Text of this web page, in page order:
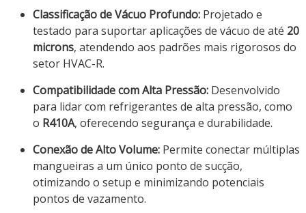
Classificação de Vácuo Profundo: Projetado e
testado para suportar aplicações de vácuo de até 20
microns, atendendo aos padrões mais rigorosos do
setor HVAC-R.
Compatibilidade com Alta Pressão: Desenvolvido
para lidar com refrigerantes de alta pressão, como
o R410A, oferecendo segurança e durabilidade.
Conexão de Alto Volume: Permite conectar múltiplas
mangueiras a um único ponto de sucção,
otimizando o setup e minimizando potenciais
pontos de vazamento.